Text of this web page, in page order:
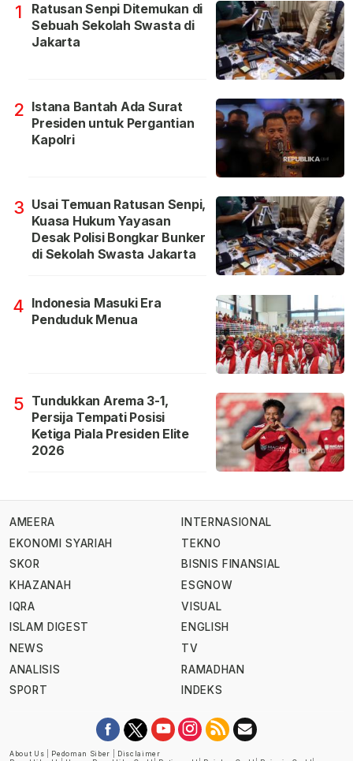
1
Ratusan Senpi Ditemukan di
Sebuah Sekolah Swasta di
Jakarta
2 Istana Bantah Ada Surat
Presiden untuk Pergantian
Kapolri
3 Usai Temuan Ratusan Senpi,
Kuasa Hukum Yayasan
Desak Polisi Bongkar Bunker
di Sekolah Swasta Jakarta
4 Indonesia Masuki Era
Penduduk Menua
5 Tundukkan Arema 3-1,
Persija Tempati Posisi
Ketiga Piala Presiden Elite
2026
AMEERA
EKONOMI SYARIAH
SKOR
KHAZANAH
IQRA
ISLAM DIGEST
NEWS
ANALISIS
SPORT
INTERNASIONAL
TEKNO
BISNIS FINANSIAL
ESGNOW
VISUAL
ENGLISH
TV
RAMADHAN
INDEKS
About Us Pedoman Siber
Disclaimer